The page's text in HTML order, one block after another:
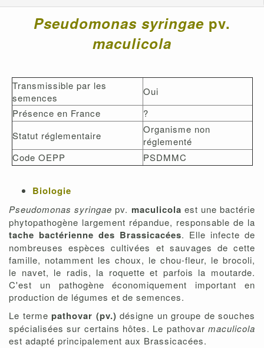
Pseudomonas syringae pv.
maculicola
Transmissible par les
semences
Oui
Présence en France
?
Statut réglementaire
Organisme non
réglementé
Code OEPP
PSDMMC
Biologie
Pseudomonas syringae pv. maculicola est une bactérie
phytopathogène largement répandue, responsable de la
tache bactérienne des Brassicacées. Elle infecte de
nombreuses espèces cultivées et sauvages de cette
famille, notamment les choux, le chou-fleur, le brocoli,
le navet, le radis, la roquette et parfois la moutarde.
C'est un pathogène économiquement important en
production de légumes et de semences.
Le terme pathovar (pv.) désigne un groupe de souches
spécialisées sur certains hôtes. Le pathovar maculicola
est adapté principalement aux Brassicacées.